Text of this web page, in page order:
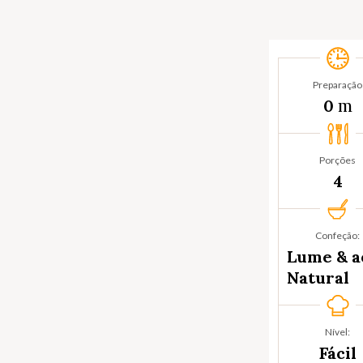
Preparação
0 m
Porções
4
Confeção:
Lume &
Natural
Nível:
Fácil